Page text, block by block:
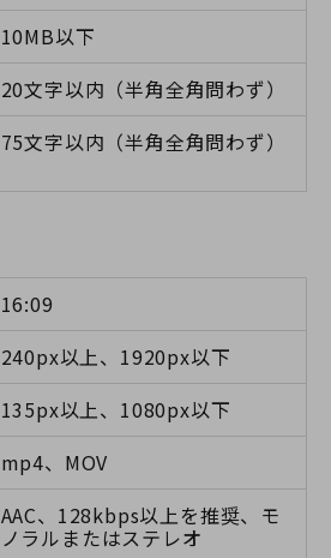
10MB以下
20文字以内（半角全角問わず）
75文字以内（半角全角問わず）
16:09
240px以上、1920px以下
135px以上、1080px以下
mp4、MOV
AAC、128kbps以上を推奨、モ
ノラルまたはステレオ